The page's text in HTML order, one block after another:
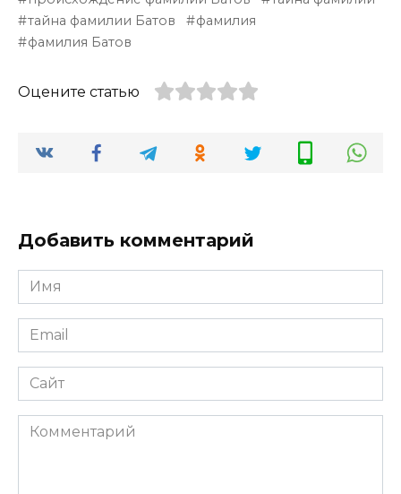
тайна фамилии Батов
фамилия
фамилия Батов
Оцените статью
Добавить комментарий
Имя
*
Email
*
Сайт
Комментарий